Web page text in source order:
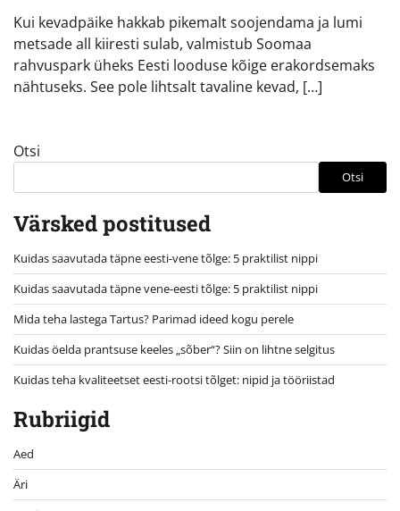
Kui kevadpäike hakkab pikemalt soojendama ja lumi
metsade all kiiresti sulab, valmistub Soomaa
rahvuspark üheks Eesti looduse kõige erakordsemaks
nähtuseks. See pole lihtsalt tavaline kevad, […]
Otsi
Otsi
Värsked postitused
Kuidas saavutada täpne eesti-vene tõlge: 5 praktilist nippi
Kuidas saavutada täpne vene-eesti tõlge: 5 praktilist nippi
Mida teha lastega Tartus? Parimad ideed kogu perele
Kuidas öelda prantsuse keeles „sõber“? Siin on lihtne selgitus
Kuidas teha kvaliteetset eesti-rootsi tõlget: nipid ja tööriistad
Rubriigid
Aed
Äri